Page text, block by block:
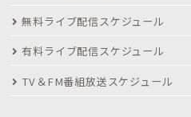
無料ライブ配信スケジュール
有料ライブ配信スケジュール
TV＆FM番組放送スケジュール